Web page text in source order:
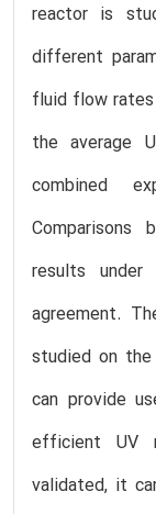
reactor is
different
fluid flow
the average
combined
Comparisons
results under
agreement.
studied on
can provide
efficient UV
validated, it